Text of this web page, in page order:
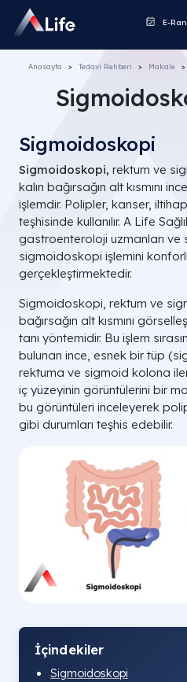
E-
Anasayfa Tedavi Rehberi Makale
Sigmoidoskopi
Sigmoidoskopi, rektum ve
kalın bağırsağın alt kısmını
işlemdir. Polipler, kanser,
teşhisinde kullanılır. A Life
gastroenteroloji uzmanları ve
sigmoidoskopi işlemini
gerçekleştirmektedir.
Sigmoidoskopi, rektum ve
bağırsağın alt kısmını
tanı yöntemidir. Bu işlem
bulunan ince, esnek bir tüp
rektuma ve sigmoid kolona
iç yüzeyinin görüntülerini bir
bu görüntüleri inceleyerek
gibi durumları teşhis edebilir.
İçindekiler
Sigmoidoskopi